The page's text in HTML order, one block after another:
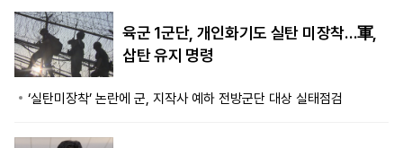
육군 1군단, 개인화기도 실탄 미장착…軍,
삽탄 유지 명령
‘실탄미장착’ 논란에 군, 지작사 예하 전방군단 대상 실태점검